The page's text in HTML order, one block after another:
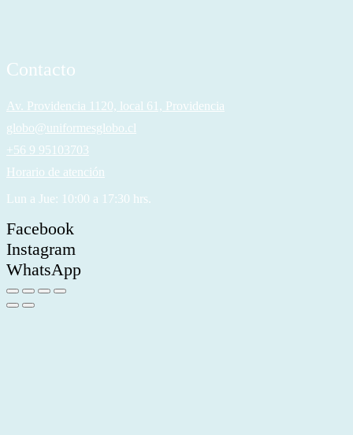
Contacto
Av. Providencia 1120, local 61, Providencia
globo@uniformesglobo.cl
+56 9 95103703
Horario de atención
Lun a Jue: 10:00 a 17:30 hrs.
Facebook
Instagram
WhatsApp